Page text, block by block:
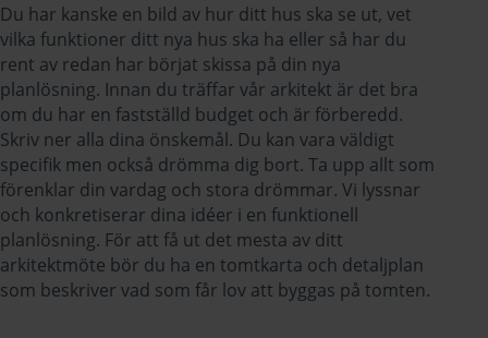
Du har kanske en bild av hur ditt hus ska se ut, vet
vilka funktioner ditt nya hus ska ha eller så har du
rent av redan har börjat skissa på din nya
planlösning. Innan du träffar vår arkitekt är det bra
om du har en fastställd budget och är förberedd.
Skriv ner alla dina önskemål. Du kan vara väldigt
specifik men också drömma dig bort. Ta upp allt som
förenklar din vardag och stora drömmar. Vi lyssnar
och konkretiserar dina idéer i en funktionell
planlösning. För att få ut det mesta av ditt
arkitektmöte bör du ha en tomtkarta och detaljplan
som beskriver vad som får lov att byggas på tomten.